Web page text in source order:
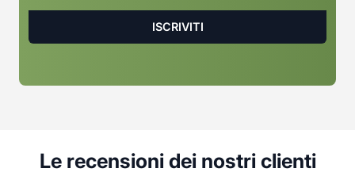
Le recensioni dei nostri clienti